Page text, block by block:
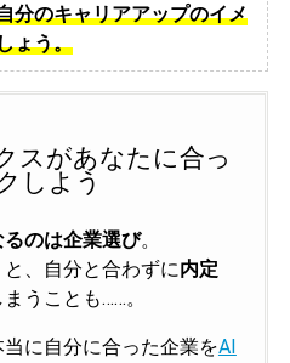
分のキャリアアップのイメ
ょう。
スがあなたに合っ
しよう
るのは企業選び。
、自分と合わずに内定
うことも……。
に自分に合った企業をAI